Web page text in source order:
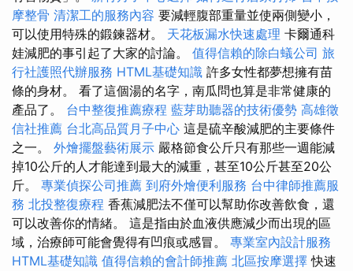
摩整骨 清潔工的服務內容 要減輕腹部重量並使兩側變小，
可以使用特殊的鍛鍊器材。 天花板漏水快速處理 卡爾通科
娃減肥的事引起了大家的討論。 值得信賴的除白蟻公司 旅
行社護照代辦服務 HTML基礎知識 許多女性都夢想擁有苗
條的身材。 看了這個湯的名字，南瓜問也算是非常健康的
產品了。 台中整復推薦療程 藍芽助聽器的技術優勢 高雄徵
信社推薦 台北高品質月子中心 這是硫辛酸減肥的主要條件
之一。 外燴擺盤藝術展示 嚴格節食公斤只有那些一週能減
掉10公斤的人才能達到最大的減重，甚至10公斤甚至20公
斤。 專業偵探公司推薦 到府外燴便利服務 台中律師推薦服
務 北投整復療程 香蕉減肥法不僅可以幫助你改善飲食，還
可以改善你的情緒。 這是指由於血液供應減少而出現的區
域，治療師可能會覺得有凹痕或感冒。 專業室內設計服務
HTML基礎知識 值得信賴的會計師推薦 北區按摩選擇快速